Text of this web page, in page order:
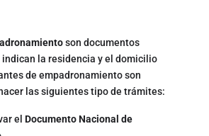
son documentos
la residencia y el domicilio
de empadronamiento son
las siguientes tipo de trámites:
el Documento Nacional de